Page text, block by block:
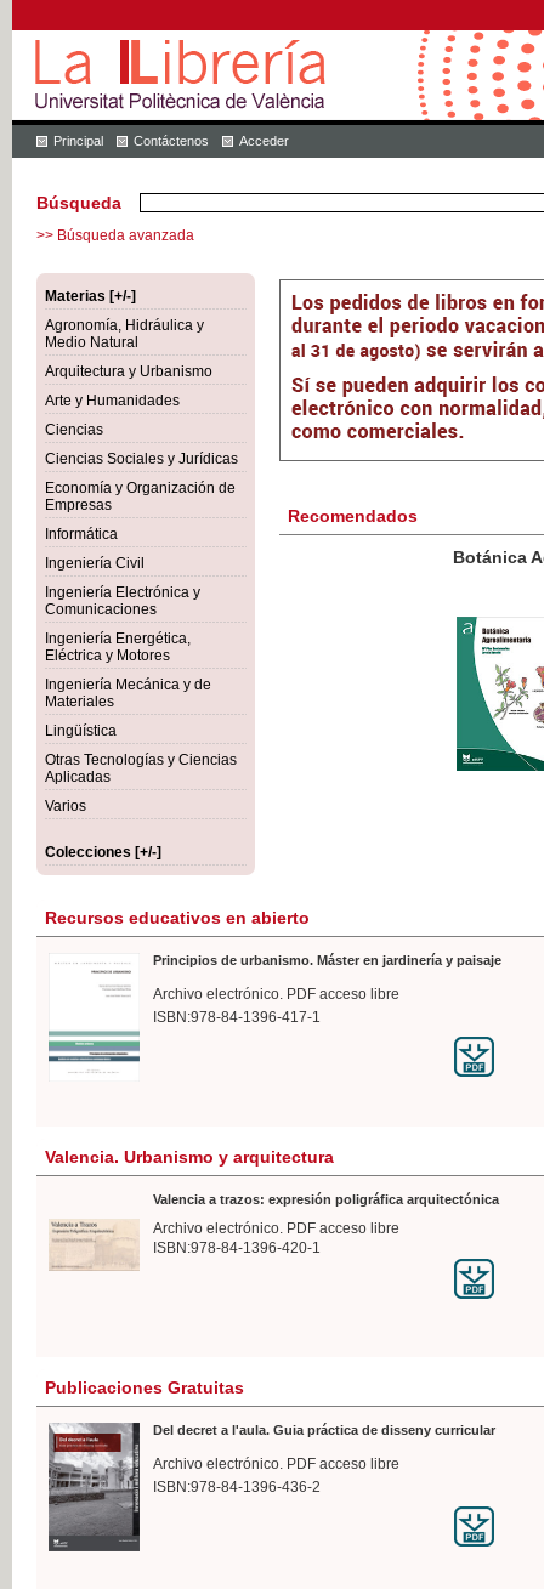
Principal Contáctenos Acceder
Búsqueda
>> Búsqueda avanzada
Materias [+/-]
Agronomía, Hidráulica y
Medio Natural
Arquitectura y Urbanismo
Arte y Humanidades
Ciencias
Ciencias Sociales y Jurídicas
Economía y Organización de
Empresas
Informática
Ingeniería Civil
Ingeniería Electrónica y
Comunicaciones
Ingeniería Energética,
Eléctrica y Motores
Ingeniería Mecánica y de
Materiales
Lingüística
Otras Tecnologías y Ciencias
Aplicadas
Varios
Colecciones [+/-]
Recomendados
Botánica Agroalimentaria
IVA
Recursos educativos en abierto
Principios de urbanismo. Máster en jardinería y paisaje
Archivo electrónico. PDF acceso libre
ISBN:978-84-1396-417-1
Valencia. Urbanismo y arquitectura
Valencia a trazos: expresión poligráfica arquitectónica
Archivo electrónico. PDF acceso libre
ISBN:978-84-1396-420-1
Publicaciones Gratuitas
Del decret a l'aula. Guia práctica de disseny curricular
Archivo electrónico. PDF acceso libre
ISBN:978-84-1396-436-2